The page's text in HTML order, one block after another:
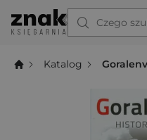
Czego
Katalog